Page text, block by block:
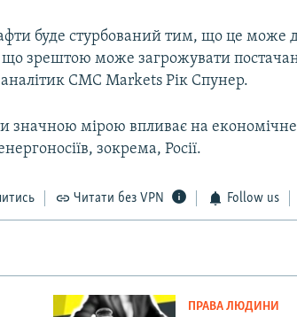
буде стурбований тим, що це може
що зрештою може загрожувати
CMC Markets Рік Спунер.
значною мірою впливає на економічне
зокрема, Росії.
Читати без VPN Follow us
ПРАВА ЛЮДИНИ